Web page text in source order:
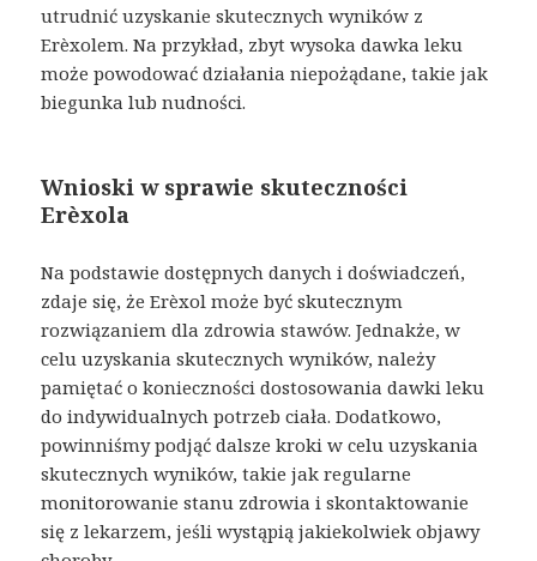
utrudnić uzyskanie skutecznych wyników z
Erèxolem. Na przykład, zbyt wysoka dawka leku
może powodować działania niepożądane, takie jak
biegunka lub nudności.
Wnioski w sprawie skuteczności
Erèxola
Na podstawie dostępnych danych i doświadczeń,
zdaje się, że Erèxol może być skutecznym
rozwiązaniem dla zdrowia stawów. Jednakże, w
celu uzyskania skutecznych wyników, należy
pamiętać o konieczności dostosowania dawki leku
do indywidualnych potrzeb ciała. Dodatkowo,
powinniśmy podjąć dalsze kroki w celu uzyskania
skutecznych wyników, takie jak regularne
monitorowanie stanu zdrowia i skontaktowanie
się z lekarzem, jeśli wystąpią jakiekolwiek objawy